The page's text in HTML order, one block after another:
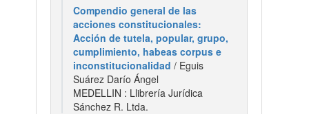
Compendio general de las
acciones constitucionales:
Acción de tutela, popular, grupo,
cumplimiento, habeas corpus e
inconstitucionalidad / Eguis
Suárez Darío Ángel
MEDELLIN : Llibrería Jurídica
Sánchez R. Ltda.